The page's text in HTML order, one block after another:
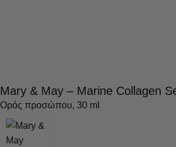
Mary & May – Marine Collagen
Ορός προσώπου, 30 ml